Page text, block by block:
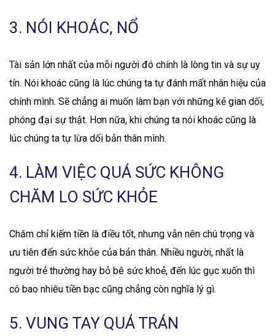
3. NÓI KHOÁC, NỔ
Tài sản lớn nhất của mỗi người đó chính là lòng tin và sự uy
tín. Nói khoác cũng là lúc chúng ta tự đánh mất nhân hiệu của
chính mình. Sẽ chẳng ai muốn làm bạn với những kẻ gian dối,
phóng đại sự thật. Hơn nữa, khi chúng ta nói khoác cũng là
lúc chúng ta tự lừa dối bản thân mình.
4. LÀM VIỆC QUÁ SỨC KHÔNG
CHĂM LO SỨC KHỎE
Chăm chỉ kiếm tiền là điều tốt, nhưng vẫn nên chú trọng và
ưu tiên đến sức khỏe của bản thân. Nhiều người, nhất là
người trẻ thường hay bỏ bê sức khoẻ, đến lúc gục xuốn thì
có bao nhiêu tiền bạc cũng chẳng còn nghĩa lý gì.
5. VUNG TAY QUÁ TRÁN